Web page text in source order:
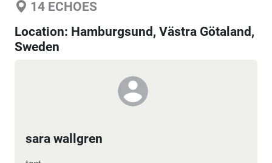
14 ECHOES
Location: Hamburgsund, Västra Götaland,
Sweden
sara wallgren